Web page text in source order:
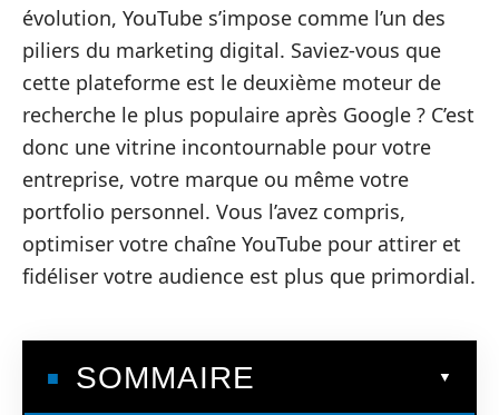
évolution, YouTube s’impose comme l’un des
piliers du marketing digital. Saviez-vous que
cette plateforme est le deuxième moteur de
recherche le plus populaire après Google ? C’est
donc une vitrine incontournable pour votre
entreprise, votre marque ou même votre
portfolio personnel. Vous l’avez compris,
optimiser votre chaîne YouTube pour attirer et
fidéliser votre audience est plus que primordial.
SOMMAIRE